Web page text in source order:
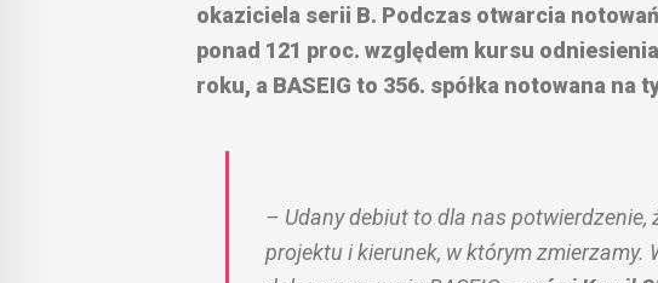
okaziciela serii B. Podczas otwarcia
ponad 121 proc. względem kursu
roku, a BASEIG to 356. spółka notowana na
– Udany debiut to dla nas potwierdzenie,
projektu i kierunek, w którym zmierzamy.